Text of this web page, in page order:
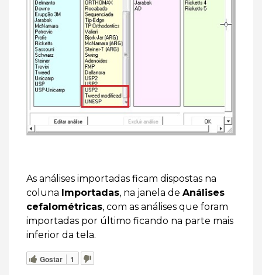
As análises importadas ficam dispostas na
coluna Importadas, na janela de Análises
cefalométricas, com as análises que foram
importadas por último ficando na parte mais
inferior da tela.
Gostar 1